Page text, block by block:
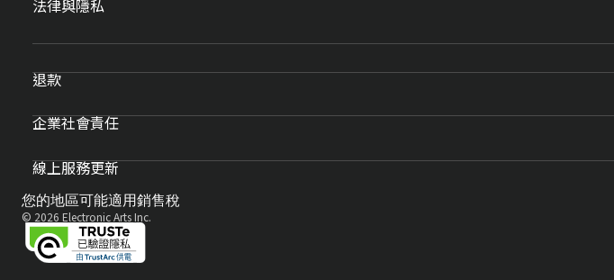
法律與隱私
退款
企業社會責任
線上服務更新
您的地區可能適用銷售稅
© 2026 Electronic Arts Inc.